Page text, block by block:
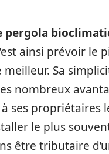
pergola
ainsi prévoir le
Sa
nombreux
à ses propriétaires
le plus
être tributaire